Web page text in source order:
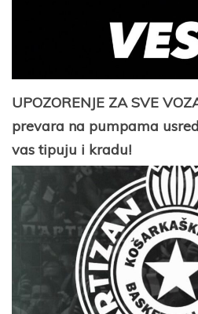
UPOZORENJE ZA SVE
prevara na pumpama
vas tipuju i kradu!